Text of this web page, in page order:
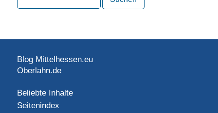
Blog Mittelhessen.eu
Oberlahn.de
Beliebte Inhalte
Seitenindex